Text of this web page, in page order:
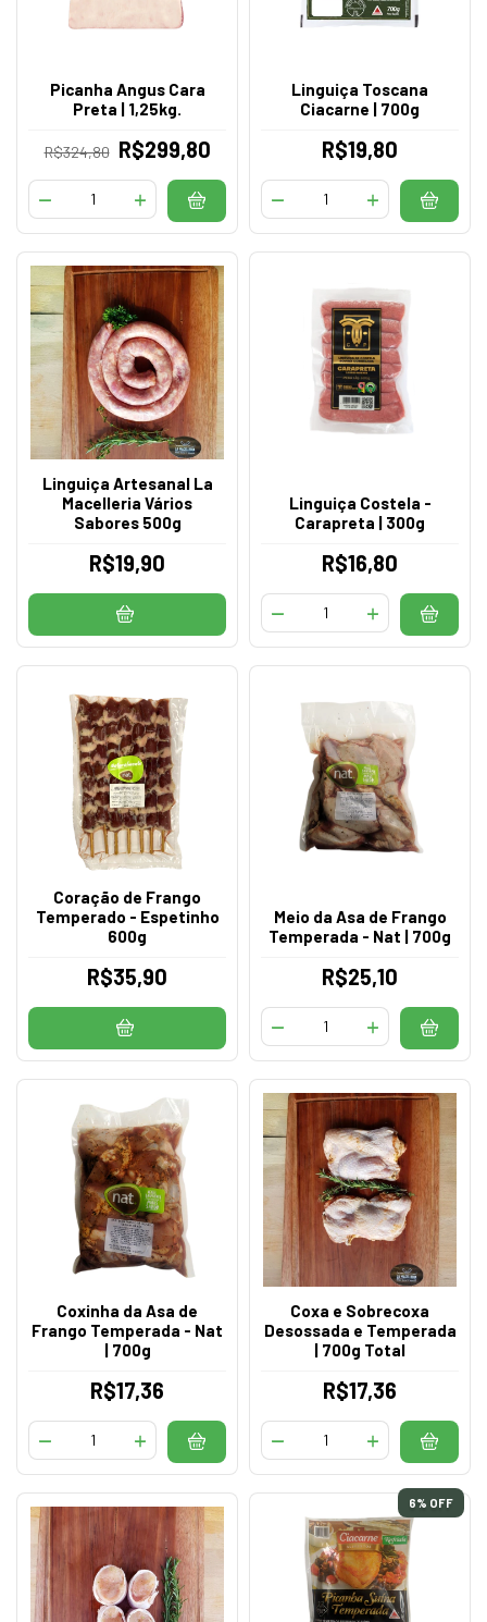
Picanha Angus Cara
Preta | 1,25kg.
R$324,80 R$299,80
Linguiça Toscana
Ciacarne | 700g
R$19,80
Linguiça Artesanal La
Macelleria Vários
Sabores 500g
R$19,90
Linguiça Costela -
Carapreta | 300g
R$16,80
Coração de Frango
Temperado - Espetinho
600g
R$35,90
Meio da Asa de Frango
Temperada - Nat | 700g
R$25,10
Coxinha da Asa de
Frango Temperada - Nat
| 700g
R$17,36
Coxa e Sobrecoxa
Desossada e Temperada
| 700g Total
R$17,36
6% OFF